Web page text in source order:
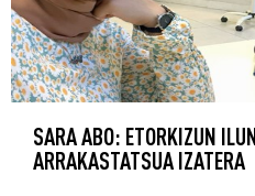
SARA ABO: ETORKIZUN
ARRAKASTATSUA IZATERA